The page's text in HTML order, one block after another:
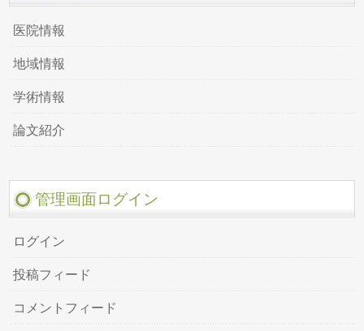
医院情報
地域情報
学術情報
論文紹介
管理画面ログイン
ログイン
投稿フィード
コメントフィード